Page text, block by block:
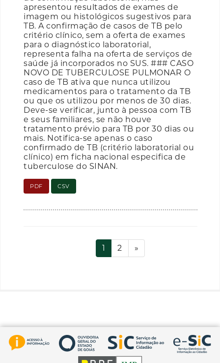
apresentou resultados de exames de
imagem ou histológicos sugestivos para
TB. A confirmação de casos de TB pelo
critério clínico, sem a oferta de exames
para o diagnóstico laboratorial,
representa falha na oferta de serviços de
saúde já incorporados no SUS. ### CASO
NOVO DE TUBERCULOSE PULMONAR O
caso de TB ativa que nunca utilizou
medicamentos para o tratamento da TB
ou que os utilizou por menos de 30 dias.
Deve-se verificar, junto à pessoa com TB
e seus familiares, se não houve
tratamento prévio para TB por 30 dias ou
mais. Notifica-se apenas o caso
confirmado de TB (critério laboratorial ou
clínico) em ficha nacional especifica de
tuberculose do SINAN.
PDF CSV
1 2 »